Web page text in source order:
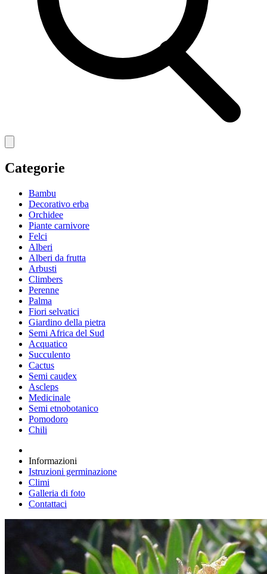
Categorie
Bambu
Decorativo erba
Orchidee
Piante carnivore
Felci
Alberi
Alberi da frutta
Arbusti
Climbers
Perenne
Palma
Fiori selvatici
Giardino della pietra
Semi Africa del Sud
Acquatico
Succulento
Cactus
Semi caudex
Ascleps
Medicinale
Semi etnobotanico
Pomodoro
Chili
Informazioni
Istruzioni germinazione
Climi
Galleria di foto
Contattaci